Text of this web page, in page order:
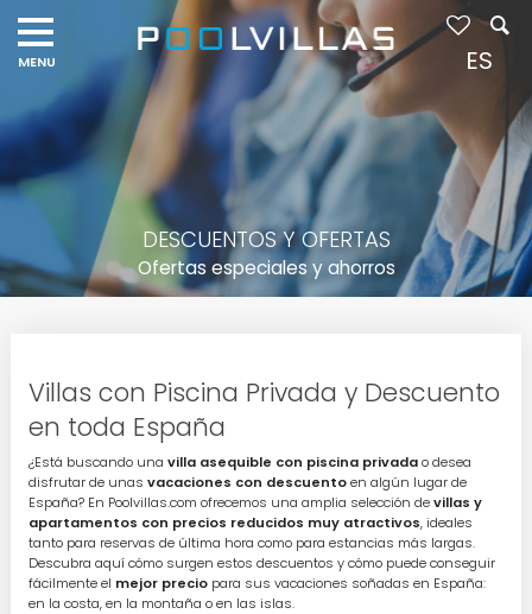
DESCUENTOS Y OFERTAS
Ofertas especiales y ahorros
Villas con Piscina Privada y Descuento
en toda España
¿Está buscando una villa asequible con piscina privadao desea
disfrutar de unas vacaciones con descuentoen algún lugar de
España? En Poolvillas.com ofrecemos una amplia selección devillas y
apartamentos con precios reducidos muy atractivos, ideales
tanto para reservas de última hora como para estancias más largas.
Descubra aquí cómo surgen estos descuentos y cómo puede conseguir
fácilmente el mejor preciopara sus vacaciones soñadas en España:
en la costa, en la montaña o en las islas.
ES